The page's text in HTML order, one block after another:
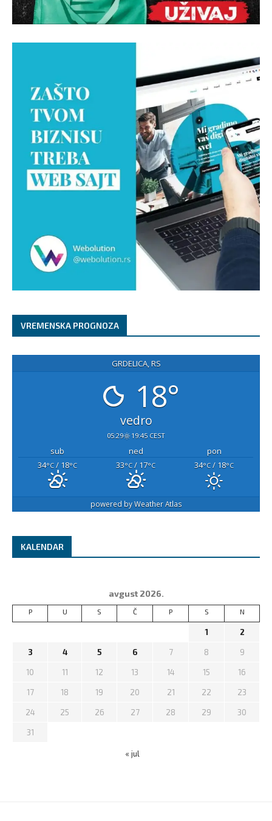
VREMENSKA PROGNOZA
GRDELICA, RS
18°
vedro
05:29 19:45 CEST
sub ned
pon
34°C / 18°C 33°C / 17°C 34°C / 18°C
powered byWeather Atlas
KALENDAR
avgust 2026.
P U S Č P S N
1 2
3 4 5 6 7 8 9
10 11 12 13 14 15 16
17 18 19 20 21 22 23
24 25 26 27 28 29 30
31
« jul